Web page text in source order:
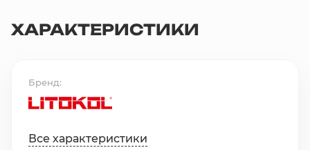
ХАРАКТЕРИСТИКИ
Бренд
Все характеристики